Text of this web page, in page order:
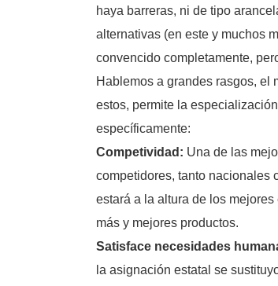
haya barreras, ni de tipo
alternativas (en este y muchos
convencido completamente,
Hablemos a grandes rasgos, el
estos, permite la
específicamente:
Competividad: Una de las
competidores, tanto nacionales
estará a la altura de los
más y mejores productos.
Satisface necesidades
la asignación estatal se